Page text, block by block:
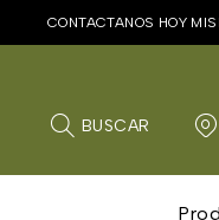
CONTACTANOS HOY
BUSCAR